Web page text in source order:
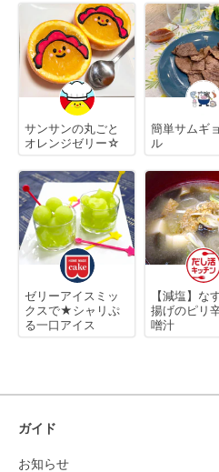
サンサンの丸ごと
オレンジゼリー☆
簡単サムギ
ル
ゼリーアイスミッ
クスで★シャリぷ
る一口アイス
【減塩】な
揚げのピリ
噌汁
ガイド
お知らせ